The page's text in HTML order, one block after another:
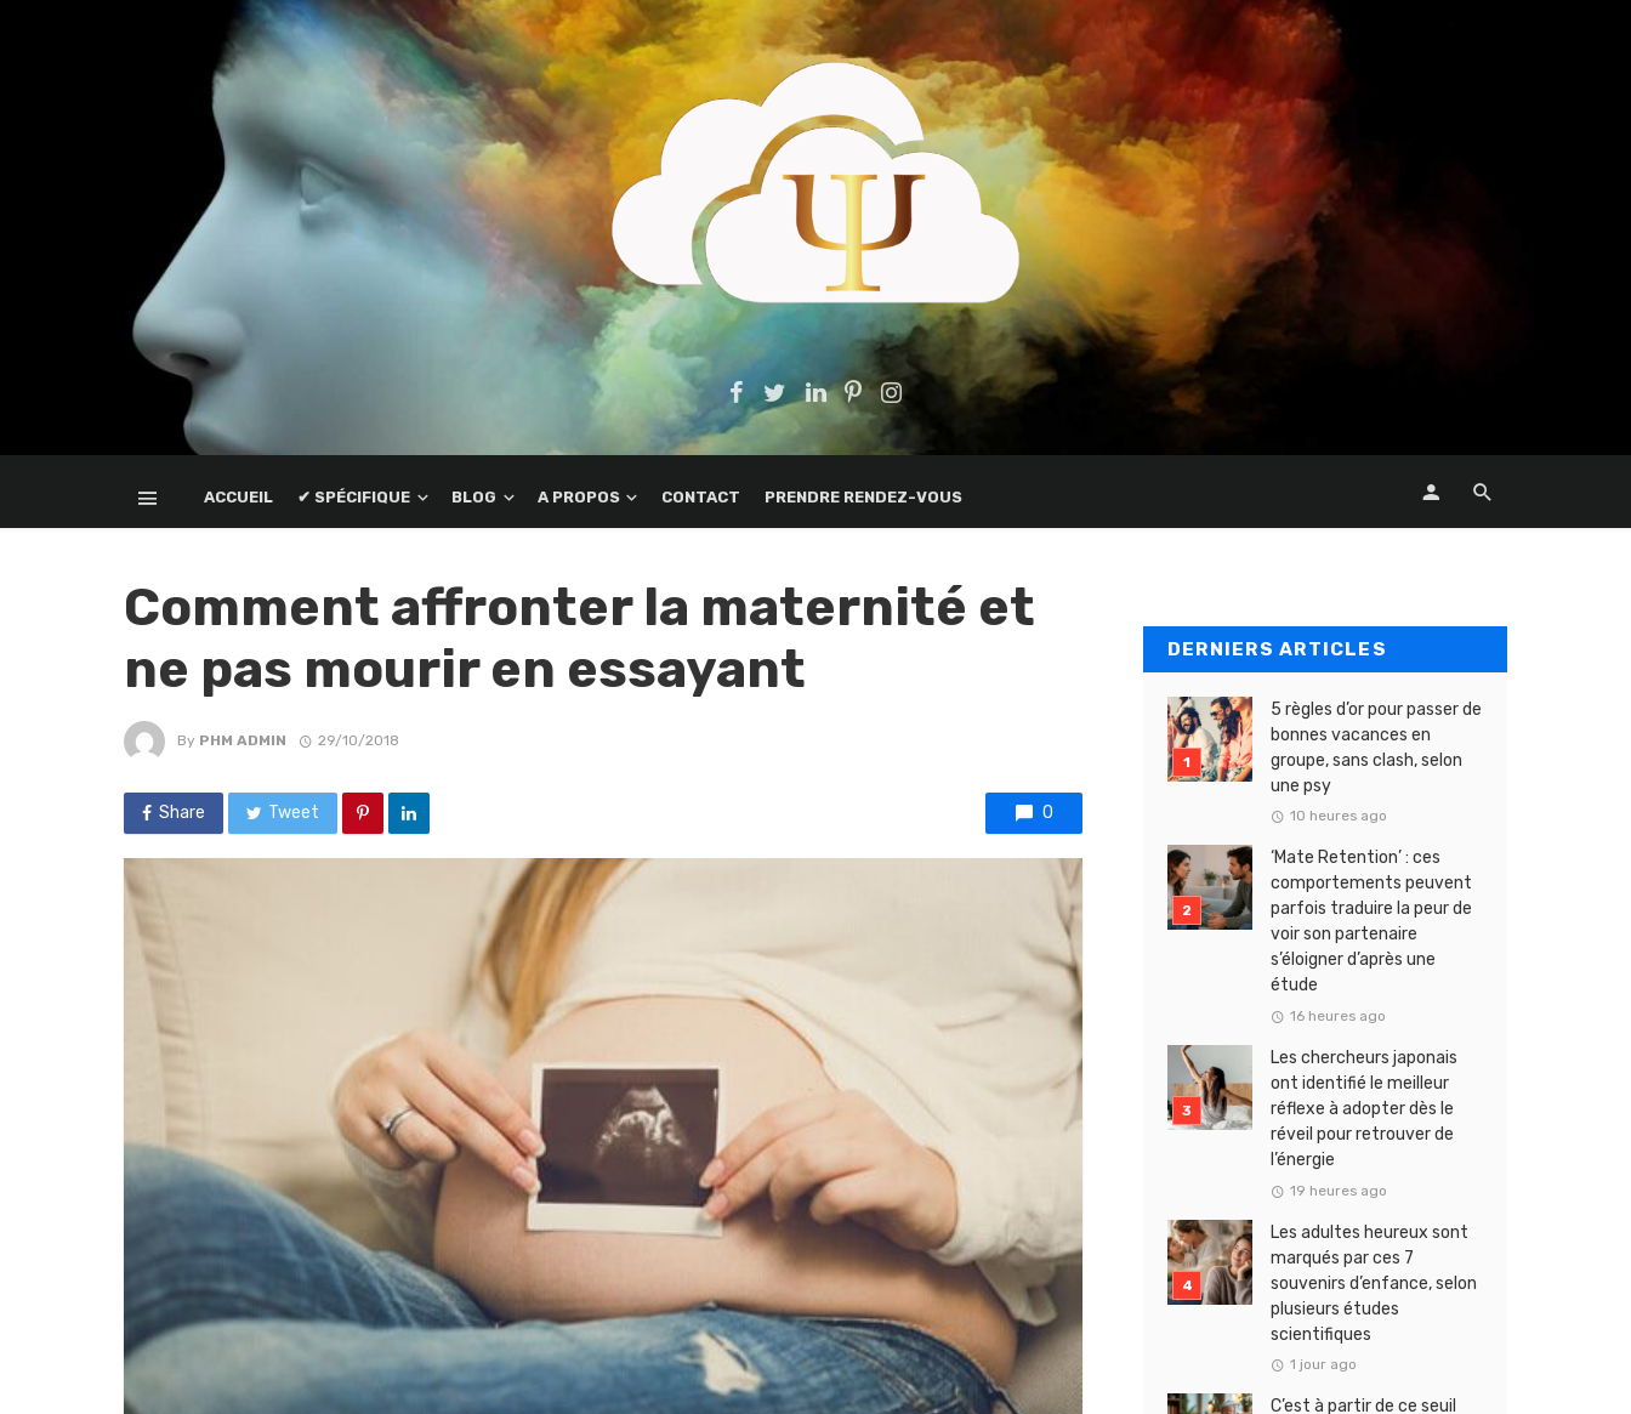
ACCUEIL ✔ SPÉCIFIQUE BLOG A PROPOS CONTACT PRENDRE RENDEZ-VOUS
Comment affronter la maternité et
ne pas mourir en essayant
By PHM ADMIN 29/10/2018
Share Tweet 0
DERNIERS ARTICLES
5 règles d’or pour passer de
bonnes vacances en
groupe, sans clash, selon
une psy
10 heures ago
‘Mate Retention’ : ces
comportements peuvent
parfois traduire la peur de
voir son partenaire
s’éloigner d’après une
étude
16 heures ago
Les chercheurs japonais
ont identifié le meilleur
réflexe à adopter dès le
réveil pour retrouver de
l’énergie
19 heures ago
Les adultes heureux sont
marqués par ces 7
souvenirs d’enfance, selon
plusieurs études
scientifiques
1 jour ago
C’est à partir de ce seuil